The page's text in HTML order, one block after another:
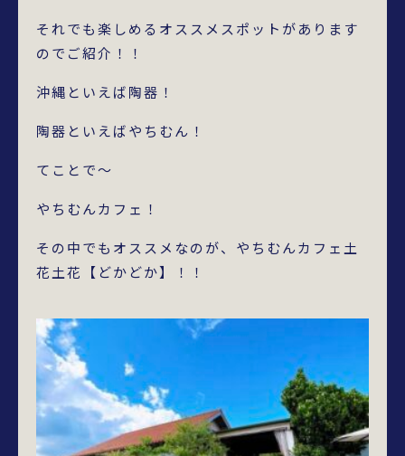
それでも楽しめるオススメスポットがあります
のでご紹介！！
沖縄といえば陶器！
陶器といえばやちむん！
てことで～
やちむんカフェ！
その中でもオススメなのが、やちむんカフェ土
花土花【どかどか】！！